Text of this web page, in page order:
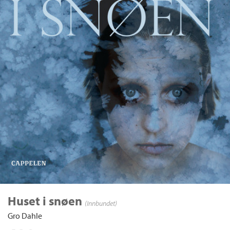
Huset i snøen (Innbundet)
Gro Dahle